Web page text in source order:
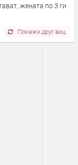
жената по 3 ги
Покажи друг виц